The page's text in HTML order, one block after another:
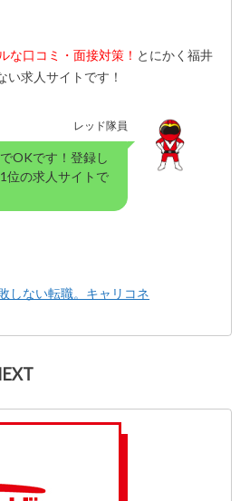
な口コミ・面接対策！ とにかく福井
い求人サイトです！
レッド隊員
OKです！登録し
位の求人サイトで
しない転職。キャリコネ